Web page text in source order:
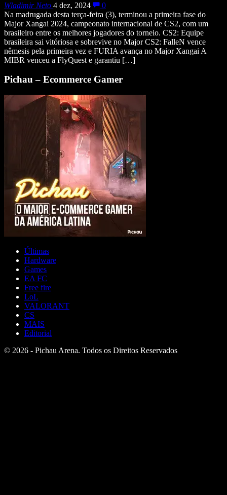
Wladimir Neto 4 dez, 2024
0
Na madrugada desta terça-feira (3), terminou a primeira fase do
Major Xangai 2024, campeonato internacional de CS2, com um
brasileiro entre os melhores jogadores do torneio. CS2: Equipe
brasileira sai vitóriosa e sobrevive no Major CS2: FalleN vence
nêmesis pela primeira vez e FURIA avança no Major Xangai A
MIBR venceu a FlyQuest e garantiu […]
Pichau – Ecommerce Gamer
Últimas
Hardware
Games
EA FC
Free fire
LoL
VALORANT
CS
MAIS
Editorial
© 2026 - Pichau Arena. Todos os Direitos Reservados